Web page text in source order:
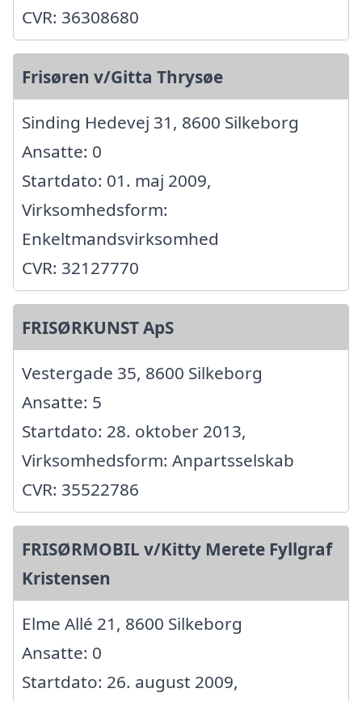
CVR: 36308680
Frisøren v/Gitta Thrysøe
Sinding Hedevej 31, 8600 Silkeborg
Ansatte: 0
Startdato: 01. maj 2009,
Virksomhedsform:
Enkeltmandsvirksomhed
CVR: 32127770
FRISØRKUNST ApS
Vestergade 35, 8600 Silkeborg
Ansatte: 5
Startdato: 28. oktober 2013,
Virksomhedsform: Anpartsselskab
CVR: 35522786
FRISØRMOBIL v/Kitty Merete Fyllgraf
Kristensen
Elme Allé 21, 8600 Silkeborg
Ansatte: 0
Startdato: 26. august 2009,